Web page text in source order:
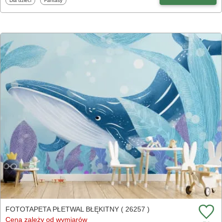
FOTOTAPETA PŁETWAL BŁĘKITNY ( 26257 )
Cena zależy od wymiarów